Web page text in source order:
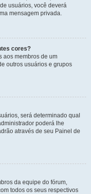
usuários, você deverá
mensagem privada.
cores?
aos membros de um
outros usuários e grupos
será determinado qual
poderá lhe
através de seu Painel de
da equipe do fórum,
todos os seus respectivos